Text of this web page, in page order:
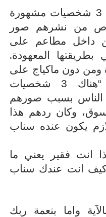
شمس علقت على تعليق 3 شخصيات مشهورة
من نشرهم صور
داخل مطاعم على
بطريقتها المعهودة.
دون ماكياج على
“سناب شات” وقالت: “هناك 3 شخصيات
الناس بسبب صورهم
وكان ردهم هذا
يكون عنده سناب
انت فقير يعني ما
كيف انت عندك سناب
واما بنعمة ربك